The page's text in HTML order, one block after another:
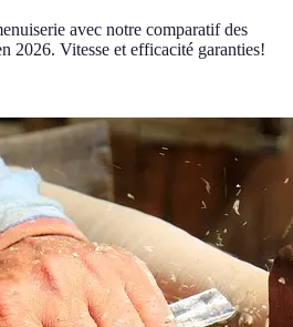
avec notre comparatif des
2026. Vitesse et efficacité garanties!